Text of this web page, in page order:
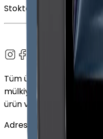
Stokta Yok
Tüm ürün adları,
mülkiyetindedir. Bu web
ürün ve hizmet adları
Adres